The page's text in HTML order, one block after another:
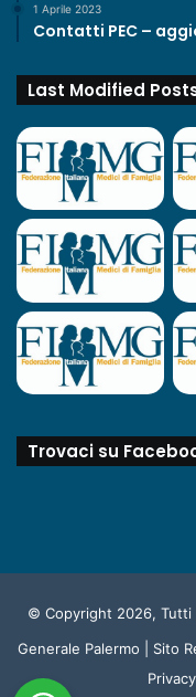
1 Aprile 2023
Contatti PEC –
Last Modified
Trovaci su
© Copyright 2026,
Generale Palermo | Sito